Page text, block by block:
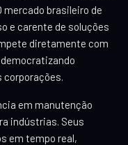
mercado brasileiro de
e carente de soluções
diretamente com
em manutenção
indústrias. Seus
em tempo real,